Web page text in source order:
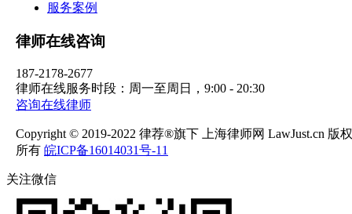
服务案例
律师在线咨询
187-2178-2677
律师在线服务时段：周一至周日，9:00 - 20:30
咨询在线律师
Copyright © 2019-2022 律荐®旗下 上海律师网 LawJust.cn 版权
所有 皖ICP备16014031号-11
关注微信